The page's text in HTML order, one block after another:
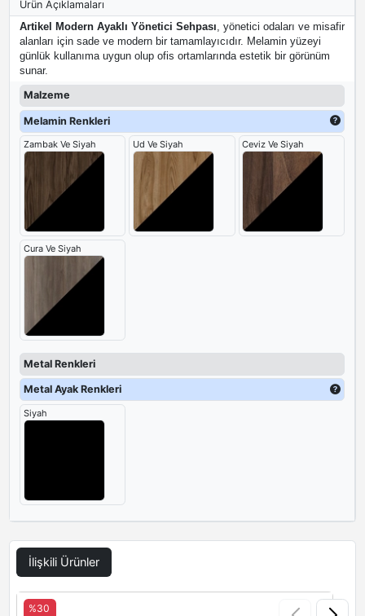
Ürün Açıklamaları
Artikel Modern Ayaklı Yönetici Sehpası, yönetici odaları ve misafir
alanları için sade ve modern bir tamamlayıcıdır. Melamin yüzeyi
günlük kullanıma uygun olup ofis ortamlarında estetik bir görünüm
sunar.
Malzeme
Melamin Renkleri
Zambak Ve Siyah Ud Ve Siyah Ceviz Ve Siyah
Cura Ve Siyah
Metal Renkleri
Metal Ayak Renkleri
Siyah
İlişkili Ürünler
%30